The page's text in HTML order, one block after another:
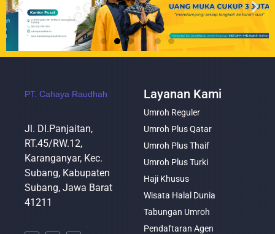
PT. Cahaya Raudhah
Jl. DI.Panjaitan,
RT.45/RW.12,
Karanganyar, Kec.
Subang, Kabupaten
Subang, Jawa Barat
41211
Layanan Kami
Umroh Reguler
Umroh Plus Qatar
Umroh Plus Thaif
Umroh Plus Turki
Haji Khusus
Wisata Halal Dunia
Tabungan Umroh
Pendaftaran Agen